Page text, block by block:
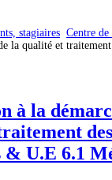
stagiaires Centre
la qualité et
à la
& U.E 6.1